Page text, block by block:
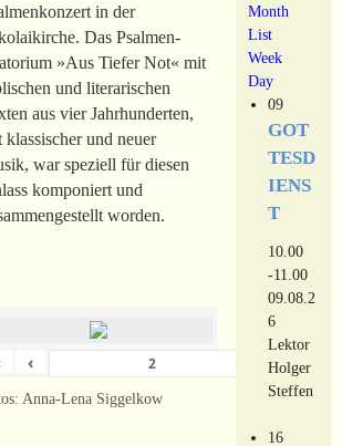
in der
Das Psalmen-
»Aus Tiefer Not« mit
und literarischen
aus vier Jahrhunderten,
klassischer und neuer
war speziell für diesen
komponiert und
worden.
‹ von18
Anna-Lena Siggelkow
Month
List
Week
Day
09
GOT
TESD
IENS
T
10.00
-11.00
09.08.2
6
Lektor
Holger
Steffen
16